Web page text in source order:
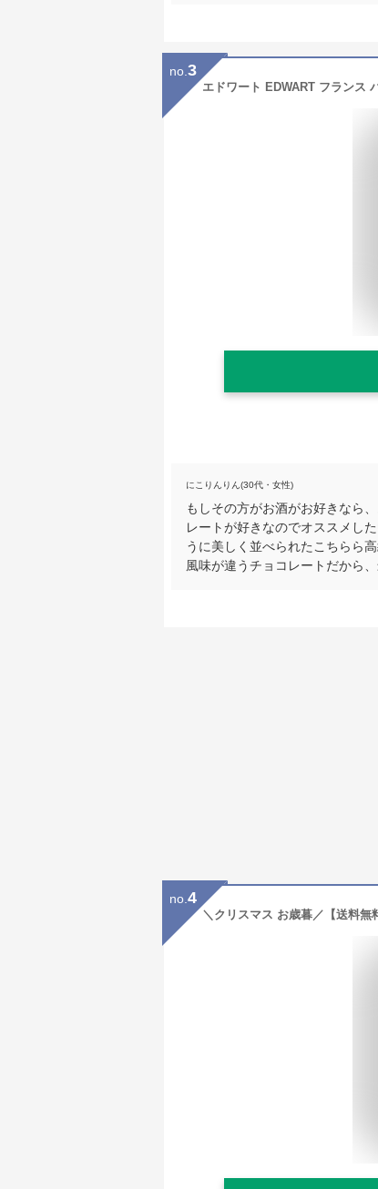
no. 3
にこりんりん(30代・女性)
もしその方がお酒がお好きなら
レートが好きなのでオススメし
うに美しく並べられたこちらら
風味が違うチョコレートだから
no. 4